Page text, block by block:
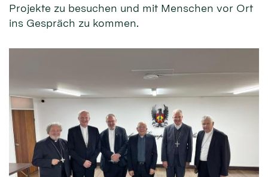
Projekte zu besuchen und mit Menschen vor Ort
ins Gespräch zu kommen.